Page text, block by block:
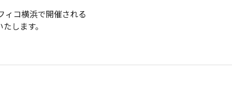
ィコ横浜で開催される
します。